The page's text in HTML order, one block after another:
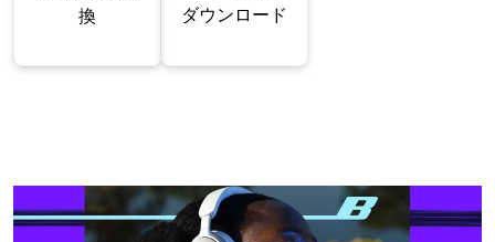
換
ダウンロード